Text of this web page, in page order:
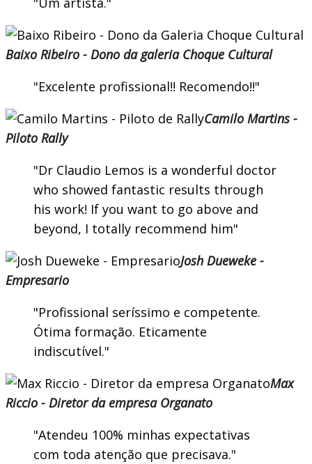
Baixo Ribeiro - Dono da galeria Choque Cultural
Excelente profissional!! Recomendo!!
Camilo Martins -
Piloto Rally
Dr Claudio Lemos is a wonderful doctor
who showed fantastic results through
his work! If you want to go above and
beyond, I totally recommend him
Josh Dueweke -
Empresario
Profissional seríssimo e competente.
Ótima formação. Eticamente
indiscutível.
Max
Riccio - Diretor da empresa Organato
Atendeu 100% minhas expectativas
com toda atenção que precisava.